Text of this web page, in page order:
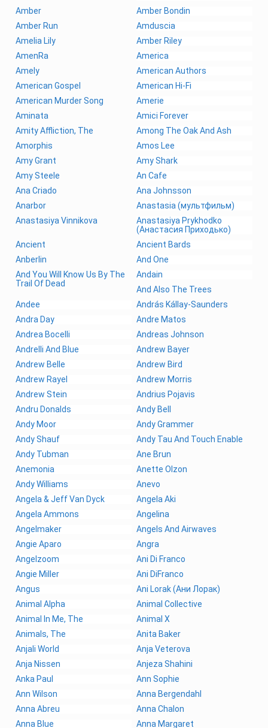
Amber
Amber Bondin
Amber Run
Amduscia
Amelia Lily
Amber Riley
AmenRa
America
Amely
American Authors
American Gospel
American Hi-Fi
American Murder Song
Amerie
Aminata
Amici Forever
Amity Affliction, The
Among The Oak And Ash
Amorphis
Amos Lee
Amy Grant
Amy Shark
Amy Steele
An Cafe
Ana Criado
Ana Johnsson
Anarbor
Anastasia (мультфильм)
Anastasiya Vinnikova
Anastasiya Prykhodko
(Анастасия Приходько)
Ancient
Ancient Bards
Anberlin
And One
And You Will Know Us By The
Trail Of Dead
Andain
And Also The Trees
Andee
András Kállay-Saunders
Andra Day
Andre Matos
Andrea Bocelli
Andreas Johnson
Andrelli And Blue
Andrew Bayer
Andrew Belle
Andrew Bird
Andrew Rayel
Andrew Morris
Andrew Stein
Andrius Pojavis
Andru Donalds
Andy Bell
Andy Moor
Andy Grammer
Andy Shauf
Andy Tau And Touch Enable
Andy Tubman
Ane Brun
Anemonia
Anette Olzon
Andy Williams
Anevo
Angela & Jeff Van Dyck
Angela Aki
Angela Ammons
Angelina
Angelmaker
Angels And Airwaves
Angie Aparo
Angra
Angelzoom
Ani Di Franco
Angie Miller
Ani DiFranco
Angus
Ani Lorak (Ани Лорак)
Animal Alpha
Animal Collective
Animal In Me, The
Animal X
Animals, The
Anita Baker
Anjali World
Anja Veterova
Anja Nissen
Anjeza Shahini
Anka Paul
Ann Sophie
Ann Wilson
Anna Bergendahl
Anna Abreu
Anna Chalon
Anna Blue
Anna Margaret